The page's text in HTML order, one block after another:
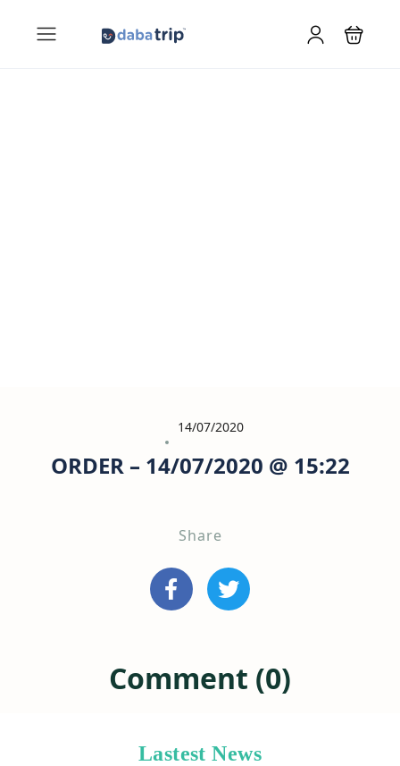
14/07/2020
ORDER – 14/07/2020 @ 15:22
Share
Comment (0)
Lastest News